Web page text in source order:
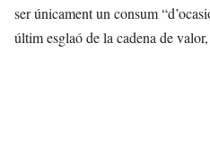
ser únicament un consum
últim esglaó de la cadena de